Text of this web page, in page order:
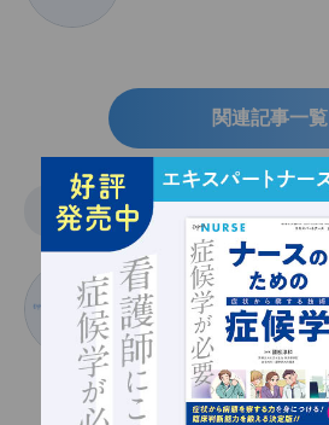
関連記事一覧
イラスト
いいやま かずや
飯山和哉